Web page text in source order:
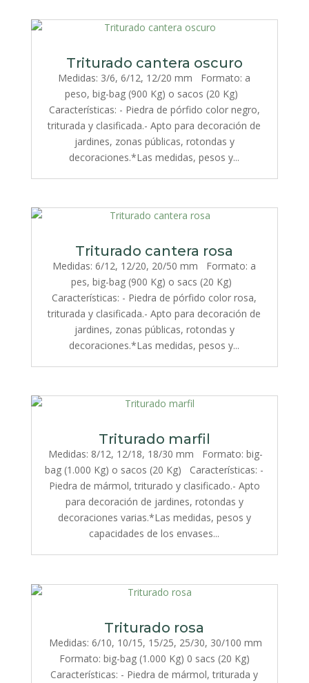
Triturado cantera oscuro
Medidas: 3/6, 6/12, 12/20 mm Formato: a
peso, big-bag (900 Kg) o sacos (20 Kg)
Características: - Piedra de pórfido color negro,
triturada y clasificada.- Apto para decoración de
jardines, zonas públicas, rotondas y
decoraciones.*Las medidas, pesos y...
Triturado cantera rosa
Medidas: 6/12, 12/20, 20/50 mm Formato: a
pes, big-bag (900 Kg) o sacs (20 Kg)
Características: - Piedra de pórfido color rosa,
triturada y clasificada.- Apto para decoración de
jardines, zonas públicas, rotondas y
decoraciones.*Las medidas, pesos y...
Triturado marfil
Medidas: 8/12, 12/18, 18/30 mm Formato: big-
bag (1.000 Kg) o sacos (20 Kg) Características: -
Piedra de mármol, triturado y clasificado.- Apto
para decoración de jardines, rotondas y
decoraciones varias.*Las medidas, pesos y
capacidades de los envases...
Triturado rosa
Medidas: 6/10, 10/15, 15/25, 25/30, 30/100 mm
Formato: big-bag (1.000 Kg) 0 sacs (20 Kg)
Características: - Piedra de mármol, triturada y